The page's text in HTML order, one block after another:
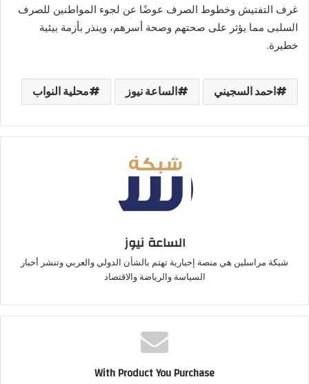
غرف التفتيش وخطوط الصرف عوضًا عن لجوء المواطنين للصرف
السلبى مما يؤثر على صحتهم وصحة أسرهم، وينذر بأزمة بيئية
خطيرة.
احمد السجيني الساعة نيوز محلية النواب
الساعة نيوز
شبكة مراسلين هي منصة إخبارية تهتم بالشأن الدولي والعربي وتنشر أخبار
السياسة والرياضة والاقتصاد
With Product You Purchase